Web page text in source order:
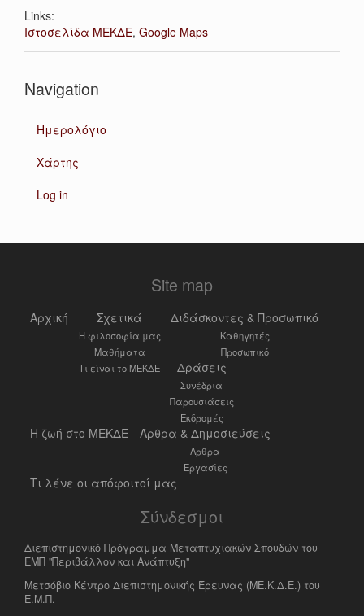
Links:
Ιστοσελίδα ΜΕΚΔΕ, Google Maps
Navigation
Ημερολόγιο
Χάρτης
Log in
Site map
Αρχική Σχετικά
Η φιλοσοφία μας
Μαθήματα
Τι είναι το ΜΕΚΔΕ
Διδάσκοντες & Προσωπικό
Καθηγητές
Προσωπικό
Δράσεις
Συνέδρια
Παρουσιάσεις
Εκδρομές
Η ζωή στο ΜΕΚΔΕ Άρθρα & Δημοσιεύσεις
Άρθρα
Εργασίες
Τι λένε οι απόφοιτοί μας
Σύνδεσμοι
Διεπιστημονικό Πρόγραμμα Μεταπτυχιακών Σπουδών του
ΕΜΠ "Περιβάλλον και Ανάπτυξη"
Μετσόβιο Κέντρο Διεπιστημονικής Έρευνας (ΜΕ.Κ.Δ.Ε.) του
Ε.Μ.Π.